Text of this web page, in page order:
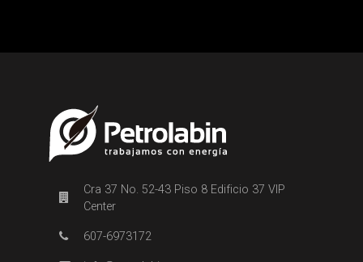
Cra 37 No. 52-43 Piso 8 Edificio 37 VIP
Center
607-6973172